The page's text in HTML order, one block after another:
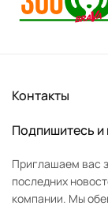
Контакты
Подпишитесь и
Приглашаем вас
последних
компании. Мы